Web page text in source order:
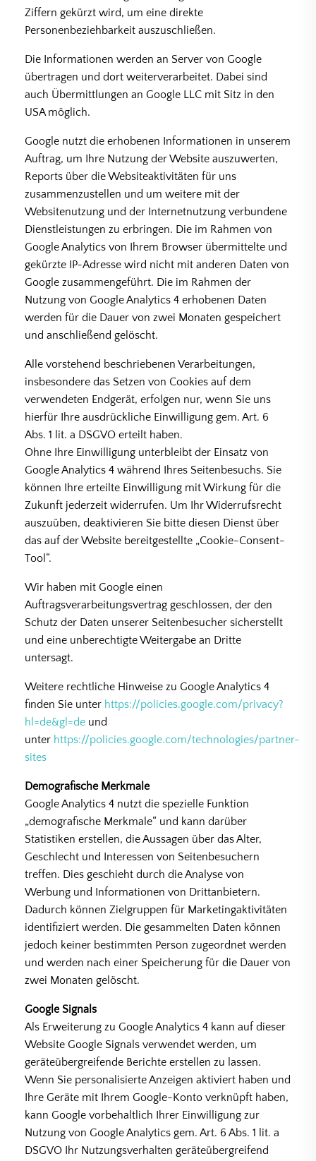
Ziffern gekürzt wird, um eine direkte
Personenbeziehbarkeit auszuschließen.
Die Informationen werden an Server von Google
übertragen und dort weiterverarbeitet. Dabei sind
auch Übermittlungen an Google LLC mit Sitz in den
USA möglich.
Google nutzt die erhobenen Informationen in unserem
Auftrag, um Ihre Nutzung der Website auszuwerten,
Reports über die Websiteaktivitäten für uns
zusammenzustellen und um weitere mit der
Websitenutzung und der Internetnutzung verbundene
Dienstleistungen zu erbringen. Die im Rahmen von
Google Analytics von Ihrem Browser übermittelte und
gekürzte IP-Adresse wird nicht mit anderen Daten von
Google zusammengeführt. Die im Rahmen der
Nutzung von Google Analytics 4 erhobenen Daten
werden für die Dauer von zwei Monaten gespeichert
und anschließend gelöscht.
Alle vorstehend beschriebenen Verarbeitungen,
insbesondere das Setzen von Cookies auf dem
verwendeten Endgerät, erfolgen nur, wenn Sie uns
hierfür Ihre ausdrückliche Einwilligung gem. Art. 6
Abs. 1 lit. a DSGVO erteilt haben.
Ohne Ihre Einwilligung unterbleibt der Einsatz von
Google Analytics 4 während Ihres Seitenbesuchs. Sie
können Ihre erteilte Einwilligung mit Wirkung für die
Zukunft jederzeit widerrufen. Um Ihr Widerrufsrecht
auszuüben, deaktivieren Sie bitte diesen Dienst über
das auf der Website bereitgestellte „Cookie-Consent-
Tool“.
Wir haben mit Google einen
Auftragsverarbeitungsvertrag geschlossen, der den
Schutz der Daten unserer Seitenbesucher sicherstellt
und eine unberechtigte Weitergabe an Dritte
untersagt.
Weitere rechtliche Hinweise zu Google Analytics 4
finden Sie unter https://policies.google.com/privacy?
hl=de&gl=de und
unter https://policies.google.com/technologies/partner-
sites
Demografische Merkmale
Google Analytics 4 nutzt die spezielle Funktion
„demografische Merkmale“ und kann darüber
Statistiken erstellen, die Aussagen über das Alter,
Geschlecht und Interessen von Seitenbesuchern
treffen. Dies geschieht durch die Analyse von
Werbung und Informationen von Drittanbietern.
Dadurch können Zielgruppen für Marketingaktivitäten
identifiziert werden. Die gesammelten Daten können
jedoch keiner bestimmten Person zugeordnet werden
und werden nach einer Speicherung für die Dauer von
zwei Monaten gelöscht.
Google Signals
Als Erweiterung zu Google Analytics 4 kann auf dieser
Website Google Signals verwendet werden, um
geräteübergreifende Berichte erstellen zu lassen.
Wenn Sie personalisierte Anzeigen aktiviert haben und
Ihre Geräte mit Ihrem Google-Konto verknüpft haben,
kann Google vorbehaltlich Ihrer Einwilligung zur
Nutzung von Google Analytics gem. Art. 6 Abs. 1 lit. a
DSGVO Ihr Nutzungsverhalten geräteübergreifend